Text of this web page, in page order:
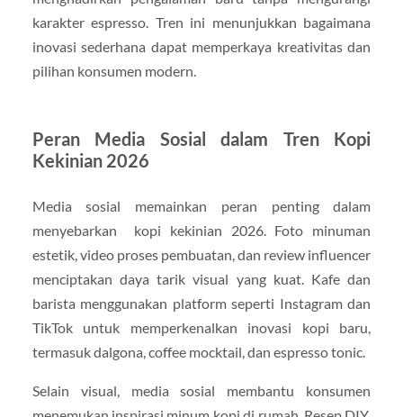
karakter espresso. Tren ini menunjukkan bagaimana
inovasi sederhana dapat memperkaya kreativitas dan
pilihan konsumen modern.
Peran Media Sosial dalam Tren Kopi
Kekinian 2026
Media sosial memainkan peran penting dalam
menyebarkan kopi kekinian 2026. Foto minuman
estetik, video proses pembuatan, dan review influencer
menciptakan daya tarik visual yang kuat. Kafe dan
barista menggunakan platform seperti Instagram dan
TikTok untuk memperkenalkan inovasi kopi baru,
termasuk dalgona, coffee mocktail, dan espresso tonic.
Selain visual, media sosial membantu konsumen